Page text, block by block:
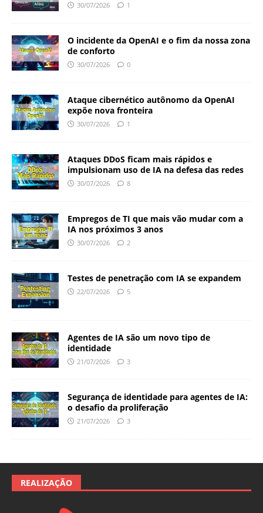
30/07/2026 1
O incidente da OpenAI e o fim da nossa zona
de conforto
30/07/2026 0
Ataque cibernético autônomo da OpenAI
expõe nova fronteira
30/07/2026 1
Ataques DDoS ficam mais rápidos e
impulsionam uso de IA na defesa das redes
30/07/2026 8
Empregos de TI que mais vão mudar com a
IA nos próximos 3 anos
30/07/2026 2
Testes de penetração com IA se expandem
22/07/2026 5
Agentes de IA são um novo tipo de
identidade
21/07/2026 3
Segurança de identidade para agentes de IA:
o desafio da proliferação
21/07/2026 3
REALIZAÇÃO